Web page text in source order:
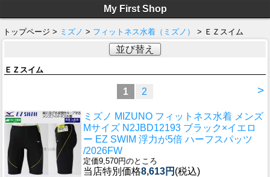
My First Shop
トップページ > ミズノ > フィットネス水着（ミズノ） > ＥＺスイム
並び替え
ＥＺスイム
>
1 2
ミズノ MIZUNO フィットネス水着 メンズ
Mサイズ N2JBD12193 ブラック×イエロ
ー EZ SWIM 浮力が5倍 ハーフスパッツ
/2026FW
定価9,570円のところ
当店特別価格8,613円 (税込)